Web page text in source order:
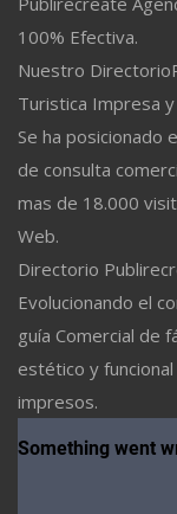
100% Efectiva.
Nuestro
Turistica Impresa
Se ha posicionado
de consulta
mas de 18.000
Web.
Directorio
Evolucionando el
guía Comercial de
estético y
impresos.